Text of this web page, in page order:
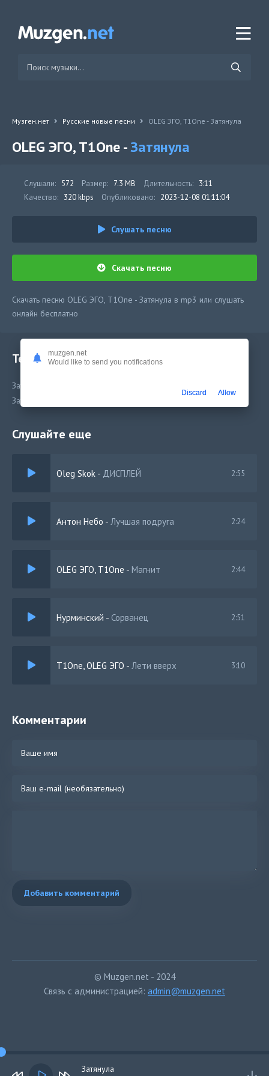
Музген.нет Русские новые песни OLEG ЭГО, T1One - Затянула
OLEG ЭГО, T1One -Затянула
Слушали: 572 Размер: 7.3 MB Длительность: 3:11
Качество: 320 kbps Опубликовано: 2023-12-08 01:11:04
Слушать песню
Скачать песню
Скачать песню OLEG ЭГО, T1One - Затянула в mp3 или слушать
онлайн бесплатно
Текст песни
Затянула
Затянула
Слушайте еще
Oleg Skok - ДИСПЛЕЙ 2:55
Антон Небо - Лучшая подруга 2:24
OLEG ЭГО, T1One - Магнит 2:44
Нурминский - Сорванец 2:51
T1One, OLEG ЭГО - Лети вверх 3:10
Комментарии
Добавить комментарий
© Muzgen.net - 2024
Связь с администрацией: admin@muzgen.net
muzgen.net
Would like to send you notifications
Discard Allow
Затянула